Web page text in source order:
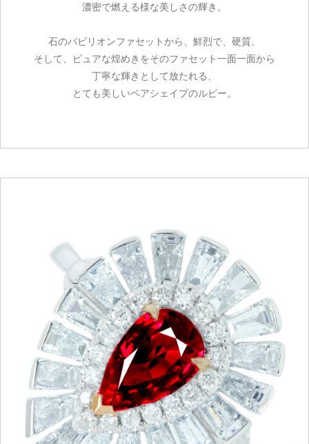
濃密で燃える様な美しさの輝き。
石のパビリオンファセットから、鮮烈で、硬質、
そして、ピュアな煌めきをそのファセット一面一面から
丁寧な輝きとして放たれる、
とても美しいペアシェイプのルビー。